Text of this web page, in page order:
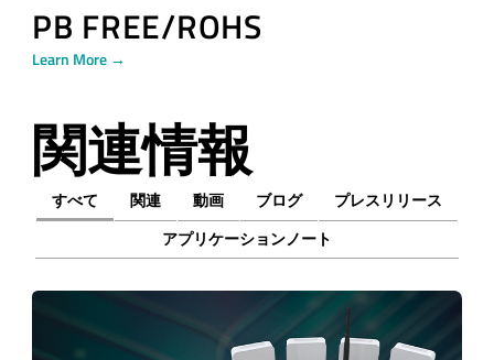
PB FREE/ROHS
Learn More →
関連情報
すべて 関連 動画 ブログ
プレスリリース
アプリケーションノート